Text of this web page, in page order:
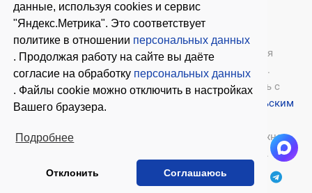
данные, используя cookies и сервис
"Яндекс.Метрика". Это соответствует
политике в отношении персональных данных
. Продолжая работу на сайте вы даёте
согласие на обработку персональных данных
. Файлы cookie можно отключить в настройках
Вашего браузера.
Подробнее
Отклонить Соглашаюсь
© 2026 ООО «Автомастер» — оборудование для
автосервиса, шиномонтажное оборудование.
Оставляя заявки на нашем сайте, ознакомьтесь с
Политикой конфиденциальности
Пользовательским
Копирование материалов с этого сайта возможно
только с письменного согласия владельцев.